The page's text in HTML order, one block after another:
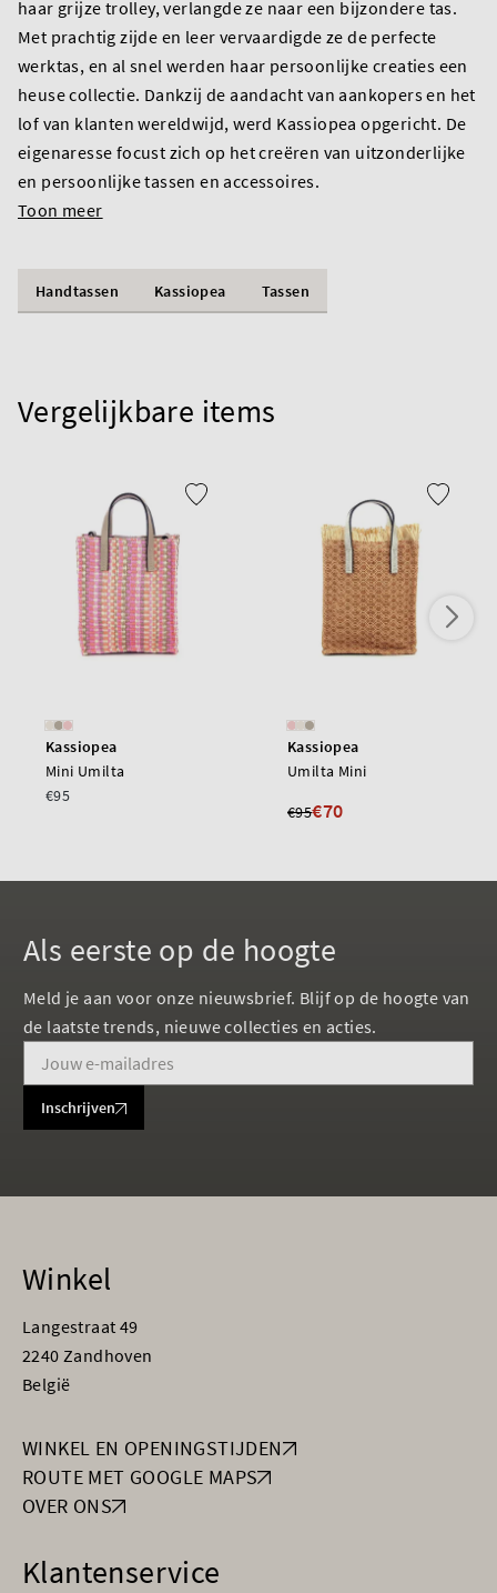
haar grijze trolley, verlangde ze naar een bijzondere tas.
Met prachtig zijde en leer vervaardigde ze de perfecte
werktas, en al snel werden haar persoonlijke creaties een
heuse collectie. Dankzij de aandacht van aankopers en het
lof van klanten wereldwijd, werd Kassiopea opgericht. De
eigenaresse focust zich op het creëren van uitzonderlijke
en persoonlijke tassen en accessoires.
Toon meer
Handtassen Kassiopea Tassen
Vergelijkbare items
Kassiopea
Mini Umilta
€95
Kassiopea
Umilta Mini
€95€70
Als eerste op de hoogte
Meld je aan voor onze nieuwsbrief. Blijf op de hoogte van
de laatste trends, nieuwe collecties en acties.
Inschrijven
Winkel
Langestraat 49
2240 Zandhoven
België
WINKEL EN OPENINGSTIJDEN
ROUTE MET GOOGLE MAPS
OVER ONS
Klantenservice